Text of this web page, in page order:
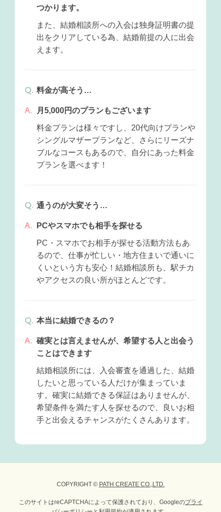
つかります。
また、結婚相談所への入会は独身証明書の提
出をクリアしている為、結婚前提の人に出会
えます。
料金が高そう…
月5,000円のプランもございます
料金プランは様々ですし、20代向けプランや
シングルマザープランなど、さらにリーズナ
ブルなコースもあるので、自分にあった料金
プランを選べます！
通うのが大変そう…
PCやスマホでも相手を探せる
PC・スマホでお相手が探せる活動方法もあ
るので、仕事が忙しい・地方住まいで通いに
くいという方も安心！結婚相談所も、駅チカ
やアクセスの良い所がほとんどです。
本当に結婚できるの？
確実とは言えませんが、希望する人と出会う
ことはできます
結婚相談所には、入会審査を通過した、結婚
したいと思っている人だけが集まっていま
す。確実に結婚できる保証はありませんが、
希望条件を満たす人を探せるので、良いお相
手と出会えるチャンスがたくさんあります。
COPYRIGHT © PATH CREATE CO.,LTD.
このサイトはreCAPTCHAによって保護されており、Googleのプライ